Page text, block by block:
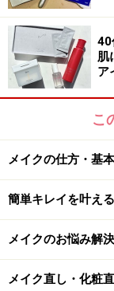
に引きます。マ
ね塗りをしまし
2：まぶたに奥
まぶた全体（B
す。アイホー
のばし、アイラ
めに広げます。
目は球体だから
す。
40
肌
ア
こ
メイクの仕方・基
簡単キレイを叶え
メイクのお悩み解
メイク直し・化粧